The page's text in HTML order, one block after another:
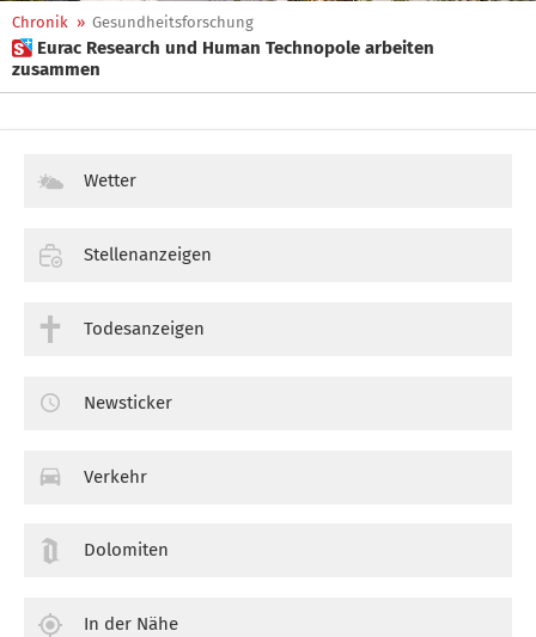
Chronik » Gesundheitsforschung
 Eurac Research und Human Technopole arbeiten
zusammen
Wetter
Stellenanzeigen
Todesanzeigen
Newsticker
Verkehr
Dolomiten
In der Nähe